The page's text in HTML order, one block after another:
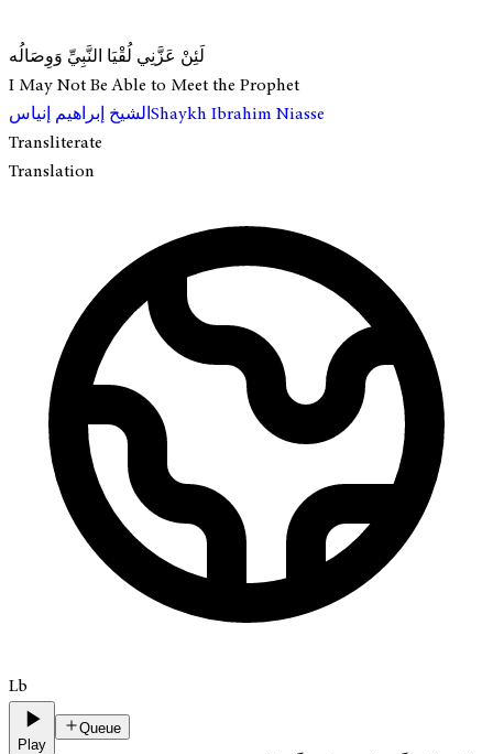
لَئِنْ عَزَّنِي لُقْيَا النَّبِيِّ وَوِصَالُه
I May Not Be Able to Meet the Prophet
الشيخ إبراهيم إنياسShaykh Ibrahim Niasse
Transliterate
Translation
Lb
Play
Queue